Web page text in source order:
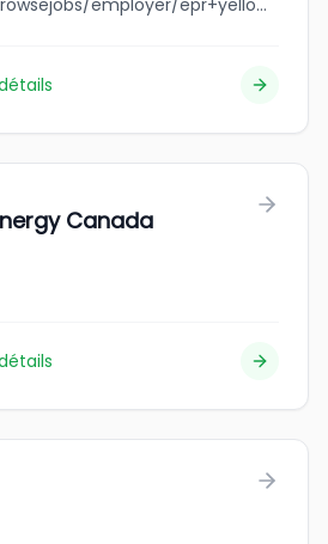
jobbank.gc.ca/browsejobs/employer/epr+yellowknife+accounting+professional+corporation/ca
Canada